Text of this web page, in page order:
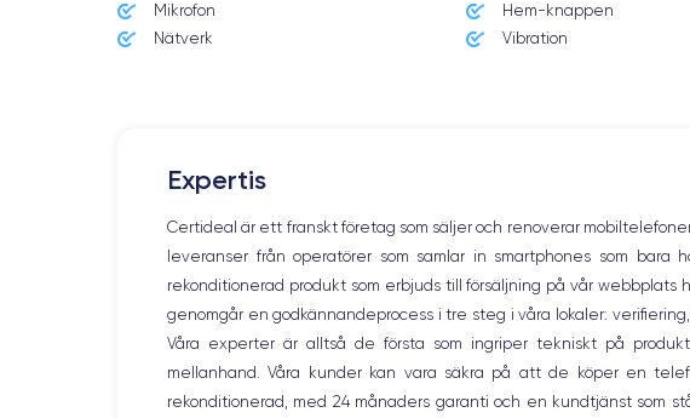
Dimensions
143.6×70.9×7.7 mm
3 GO
Apple A11 Bionic
Nom GPU
Apple GPU (3-Core)
Caméra
Mikrofon
Hem-knappen
Nätverk
Vibration
Expertis
Certideal är ett franskt företag som säljer och renoverar
leveranser från operatörer som samlar in smartphones som bara
rekonditionerad produkt som erbjuds till försäljning på vår webbplats
genomgår en godkännandeprocess i tre steg i våra lokaler:
Våra experter är alltså de första som ingriper tekniskt på
mellanhand. Våra kunder kan vara säkra på att de köper en
rekonditionerad, med 24 månaders garanti och en kundtjänst som